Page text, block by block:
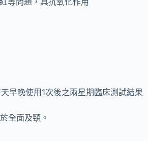
早晚使用1次後之兩星期臨床測試結果
全面及頸。